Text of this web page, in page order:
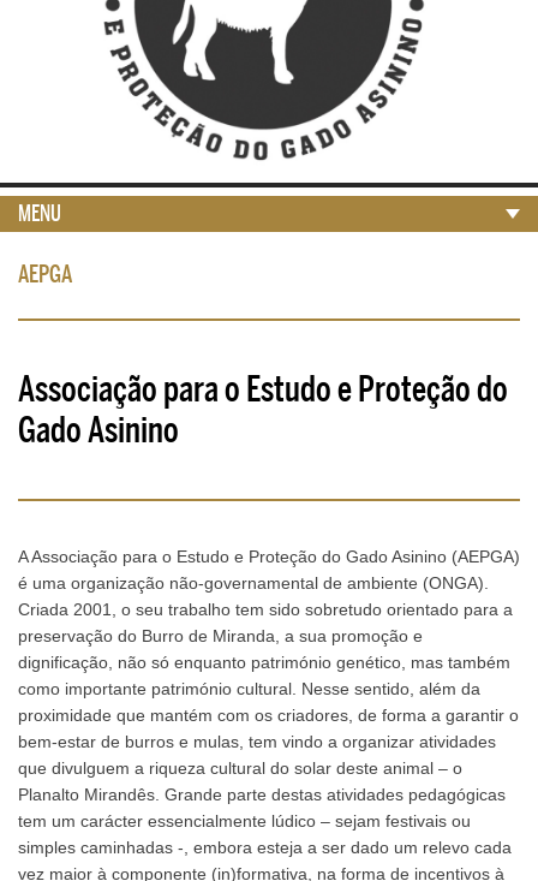
AEPGA
Associação para o Estudo e Proteção do
Gado Asinino
A Associação para o Estudo e Proteção do Gado Asinino (AEPGA)
é uma organização não-governamental de ambiente (ONGA).
Criada 2001, o seu trabalho tem sido sobretudo orientado para a
preservação do Burro de Miranda, a sua promoção e
dignificação, não só enquanto património genético, mas também
como importante património cultural. Nesse sentido, além da
proximidade que mantém com os criadores, de forma a garantir o
bem-estar de burros e mulas, tem vindo a organizar atividades
que divulguem a riqueza cultural do solar deste animal – o
Planalto Mirandês. Grande parte destas atividades pedagógicas
tem um carácter essencialmente lúdico – sejam festivais ou
simples caminhadas -, embora esteja a ser dado um relevo cada
vez maior à componente (in)formativa, na forma de incentivos à
MENU